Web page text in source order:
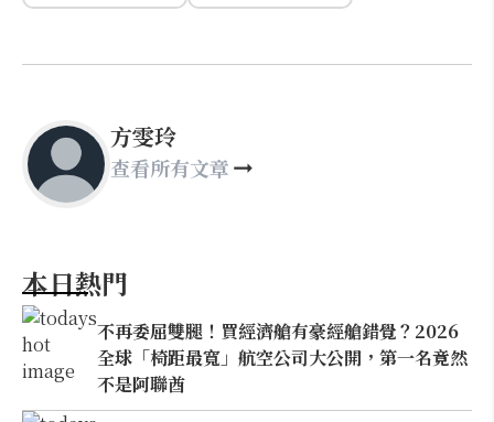
方雯玲
查看所有文章
本日熱門
不再委屈雙腿！買經濟艙有豪經艙錯覺？2026
全球「椅距最寬」航空公司大公開，第一名竟然
不是阿聯酋